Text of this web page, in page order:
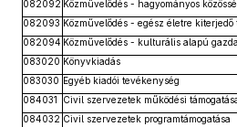
082092 Közművelődés - hagyományos
082093 Közművelődés - egész életre
082094 Közművelődés - kulturális alapú
083020 Könyvkiadás
083030 Egyéb kiadói tevékenység
084031
Civil szervezetek működési
084032 Civil szervezetek programtámogatása